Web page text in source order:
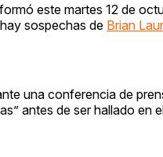
este martes 12 de
sospechas de Brian
una conferencia de
antes de ser hallado